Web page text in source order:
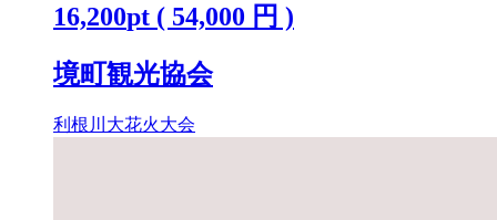
16,200pt ( 54,000 円 )
境町観光協会
利根川大花火大会